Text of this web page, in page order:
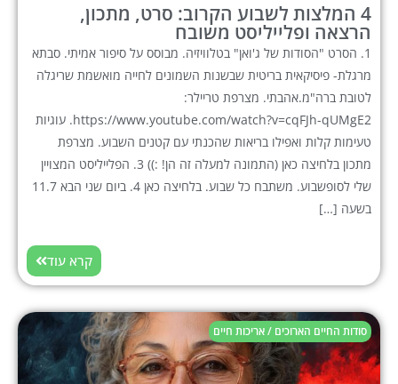
4 המלצות לשבוע הקרוב: סרט, מתכון,
הרצאה ופלייליסט משובח
1. הסרט "הסודות של ג'ואן" בטלוויזיה. מבוסס על סיפור אמיתי. סבתא
מרגלת- פיסיקאית בריטית שבשנות השמונים לחייה מואשמת שריגלה
לטובת ברה"מ.אהבתי. מצרפת טריילר:
https://www.youtube.com/watch?v=cqFJh-qUMgE2. עוגיות
טעימות קלות ואפילו בריאות שהכנתי עם קטנים השבוע. מצרפת
מתכון בלחיצה כאן (התמונה למעלה זה הן! :)) 3. הפלייליסט המצויין
שלי לסופשבוע. משתבח כל שבוע. בלחיצה כאן 4. ביום שני הבא 11.7
בשעה […]
קרא עוד
סודות החיים הארוכים / אריכות חיים